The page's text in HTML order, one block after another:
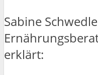
Sabine
erklärt: